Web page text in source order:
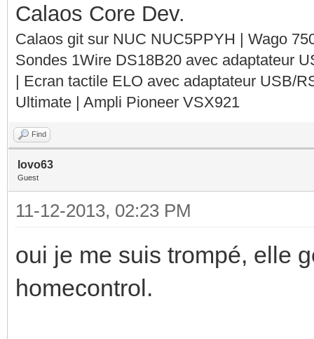
Calaos Core Dev.
Calaos git sur NUC NUC5PPYH | Wago
Sondes 1Wire DS18B20 avec adaptateur
| Ecran tactile ELO avec adaptateur USB/
Ultimate | Ampli Pioneer VSX921
Find
lovo63
Guest
11-12-2013, 02:23 PM
oui je me suis trompé, elle
homecontrol.